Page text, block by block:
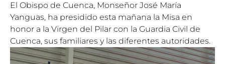
El Obispo de Cuenca, Monseñor José María
Yanguas, ha presidido esta mañana la Misa en
honor a la Virgen del Pilar con la Guardia Civil de
Cuenca, sus familiares y las diferentes autoridades.